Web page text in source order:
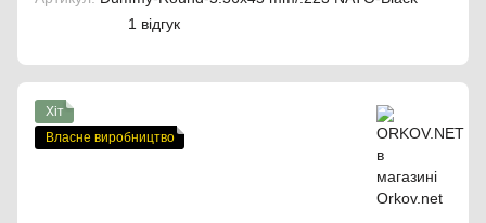
1 відгук
Хіт
Власне виробництво